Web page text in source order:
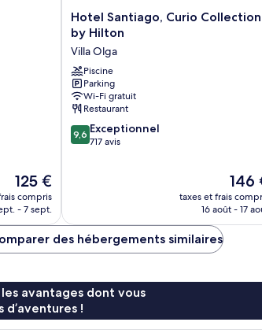
Le
nouveau
prix
de
125 €
125 €
compris
- 7 sept.
Hotel
Santiago,
Curio
Collection
by
Hilton
Villa
Olga
Hotel Santiago, Curio Collection
by Hilton
Villa Olga
Piscine
Parking
Wi-Fi gratuit
Restaurant
9.6
sur
9,6 Exceptionnel
717 avis
Le
prix
146
taxes et frais
16 août - 17
des hébergements similaires
avantages dont vous
!